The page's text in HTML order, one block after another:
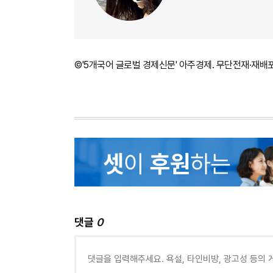
©'5개국어 글로벌 경제신문' 아주경제. 무단전재·재배
댓글 0